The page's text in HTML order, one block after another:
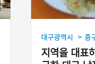
대구광역시 > 중
지역을 대표